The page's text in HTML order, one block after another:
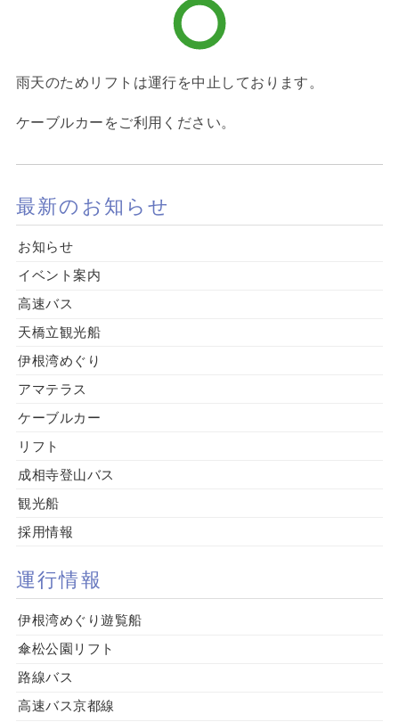
雨天のためリフトは運行を中止しております。
ケーブルカーをご利用ください。
最新のお知らせ
お知らせ
イベント案内
高速バス
天橋立観光船
伊根湾めぐり
アマテラス
ケーブルカー
リフト
成相寺登山バス
観光船
採用情報
運行情報
伊根湾めぐり遊覧船
傘松公園リフト
路線バス
高速バス京都線